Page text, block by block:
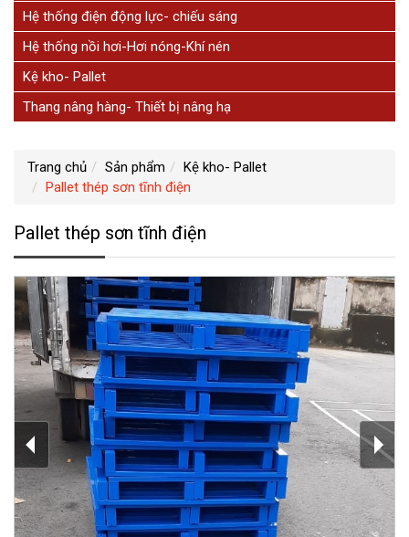
Hệ thống điện động lực- chiếu sáng
Hệ thống nồi hơi-Hơi nóng-Khí nén
Kệ kho- Pallet
Thang nâng hàng- Thiết bị nâng hạ
Trang chủ Sản phẩm
Kệ kho- Pallet
Pallet thép sơn tĩnh điện
Pallet thép sơn tĩnh điện